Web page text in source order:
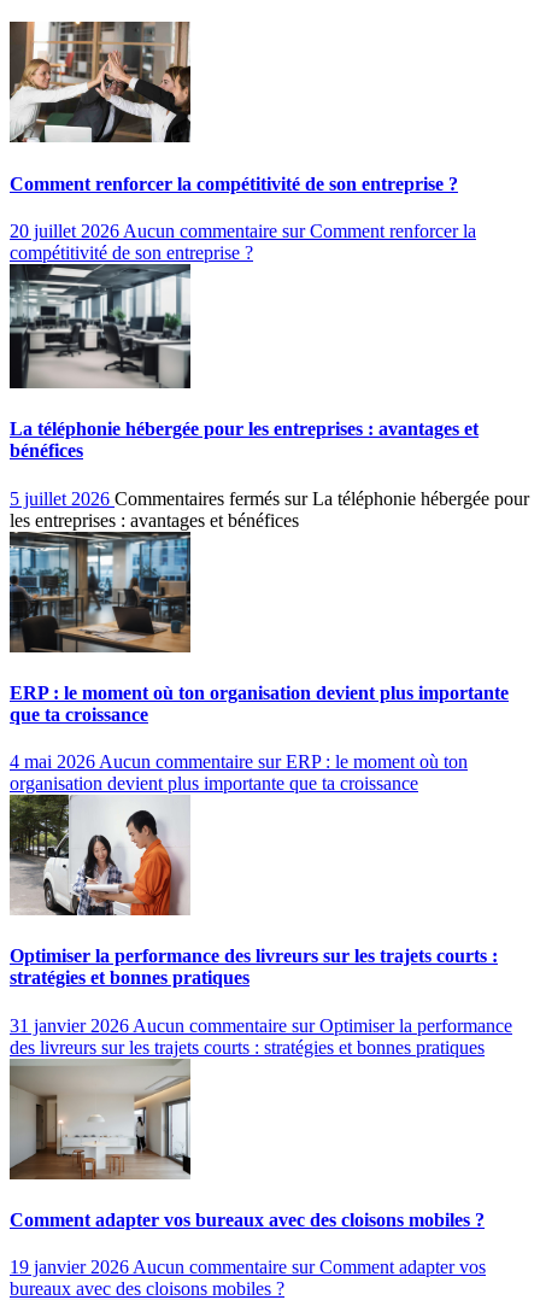
Comment renforcer la compétitivité de son entreprise ?
20 juillet 2026 Aucun commentaire sur Comment renforcer la
compétitivité de son entreprise ?
La téléphonie hébergée pour les entreprises : avantages et
bénéfices
5 juillet 2026 Commentaires fermés sur La téléphonie hébergée pour
les entreprises : avantages et bénéfices
ERP : le moment où ton organisation devient plus importante
que ta croissance
4 mai 2026 Aucun commentaire sur ERP : le moment où ton
organisation devient plus importante que ta croissance
Optimiser la performance des livreurs sur les trajets courts :
stratégies et bonnes pratiques
31 janvier 2026 Aucun commentaire sur Optimiser la performance
des livreurs sur les trajets courts : stratégies et bonnes pratiques
Comment adapter vos bureaux avec des cloisons mobiles ?
19 janvier 2026 Aucun commentaire sur Comment adapter vos
bureaux avec des cloisons mobiles ?